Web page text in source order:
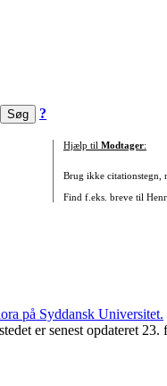
?
Hjælp til Modtager:
Brug ikke citationstegn,
Find f.eks. breve til
er senest opdateret 23.